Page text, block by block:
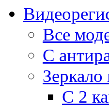
Все
C
Зеркало
С 2